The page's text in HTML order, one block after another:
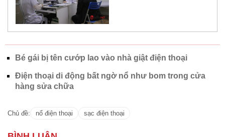
Bé gái bị tên cướp lao vào nhà giật điện thoại
Điện thoại di động bất ngờ nổ như bom trong cửa
hàng sửa chữa
Chủ đề: nổ điện thoại sạc điện thoại